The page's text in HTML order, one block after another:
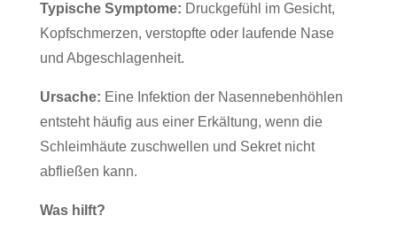
Typische Symptome: Druckgefühl im Gesicht,
Kopfschmerzen, verstopfte oder laufende Nase
und Abgeschlagenheit.
Ursache: Eine Infektion der Nasennebenhöhlen
entsteht häufig aus einer Erkältung, wenn die
Schleimhäute zuschwellen und Sekret nicht
abfließen kann.
Was hilft?